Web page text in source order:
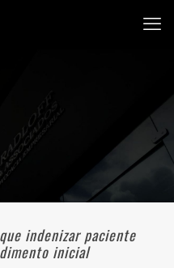
indenizar paciente
inicial